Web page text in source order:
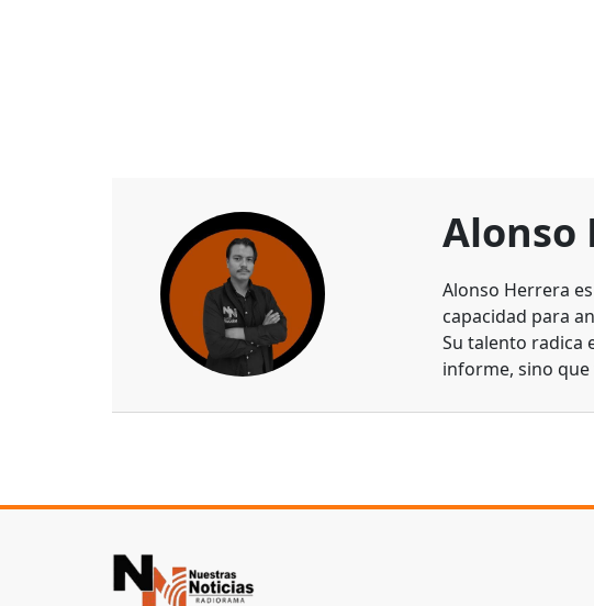
Alonso
Alonso Herrera
capacidad para
Su talento radica
informe, sino